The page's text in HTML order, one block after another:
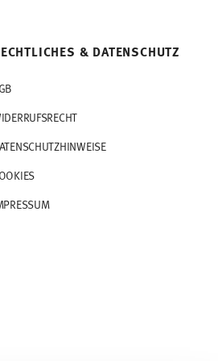
& DATENSCHUTZ